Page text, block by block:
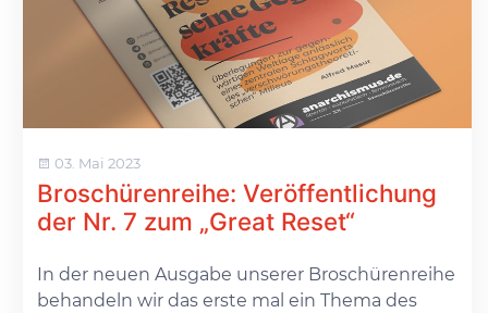
03. Mai 2023
Broschürenreihe: Veröffentlichung
der Nr. 7 zum „Great Reset“
In der neuen Ausgabe unserer Broschürenreihe
behandeln wir das erste mal ein Thema des